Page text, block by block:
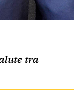
tra